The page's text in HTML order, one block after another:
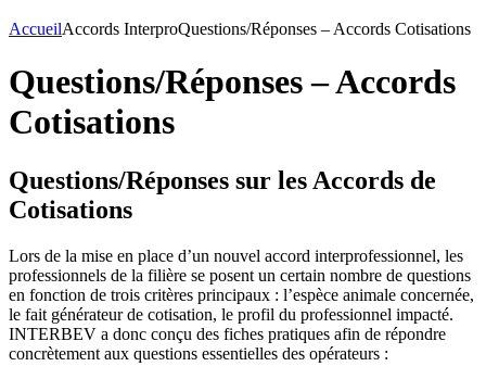
AccueilAccords InterproQuestions/Réponses – Accords Cotisations
Questions/Réponses – Accords
Cotisations
Questions/Réponses sur les Accords de
Cotisations
Lors de la mise en place d’un nouvel accord interprofessionnel, les
professionnels de la filière se posent un certain nombre de questions
en fonction de trois critères principaux : l’espèce animale concernée,
le fait générateur de cotisation, le profil du professionnel impacté.
INTERBEV a donc conçu des fiches pratiques afin de répondre
concrètement aux questions essentielles des opérateurs :